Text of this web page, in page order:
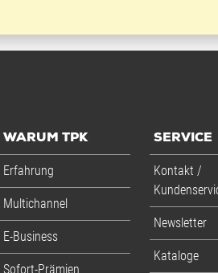
WARUM TPK
Erfahrung
Multichannel
E-Business
Sofort-Prämien
SERVICE
Kontakt /
Newsletter
Kataloge